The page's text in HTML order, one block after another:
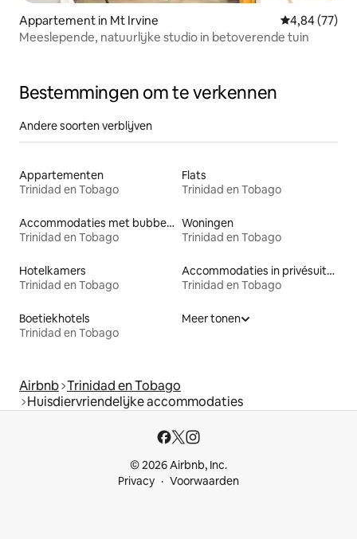
Appartement in Mt Irvine Gemiddelde
4,84 (77)
Meeslepende, natuurlijke studio in betoverende tuin
Bestemmingen om te verkennen
Andere soorten verblijven
Appartementen
Trinidad en Tobago
Flats
Trinidad en Tobago
Accommodaties met bubbelbad
Trinidad en Tobago
Woningen
Trinidad en Tobago
Hotelkamers
Trinidad en Tobago
Accommodaties in privésuites
Trinidad en Tobago
Boetiekhotels
Trinidad en Tobago
Meer tonen
Airbnb Trinidad en Tobago
Huisdiervriendelijke accommodaties
© 2026 Airbnb, Inc.
Privacy
Voorwaarden